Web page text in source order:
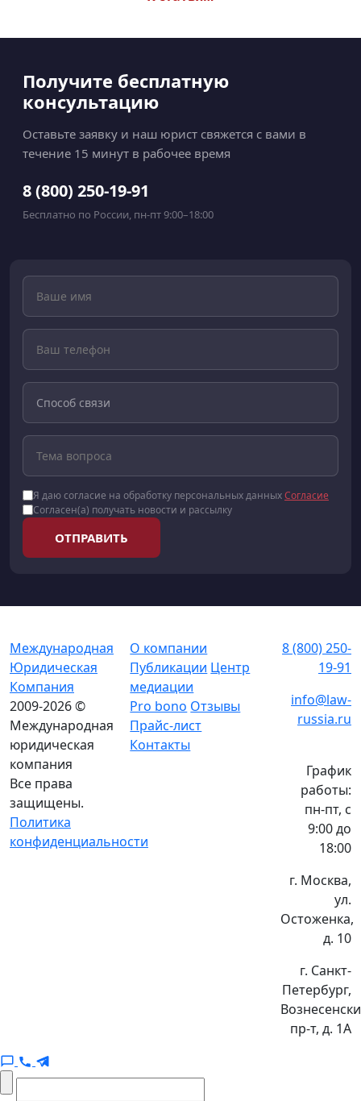
Получите бесплатную
консультацию
Оставьте заявку и наш юрист свяжется с вами в
течение 15 минут в рабочее время
8 (800) 250-19-91
Бесплатно по России, пн-пт 9:00–18:00
Я даю согласие на обработку персональных данныхСогласие
Согласен(а) получать новости и рассылку
ОТПРАВИТЬ
Международная
Юридическая
Компания
2009-2026 ©
Международная
юридическая
компания
Все права
защищены.
Политика
конфиденциальности
О компании
Публикации Центр
медиации
Pro bono Отзывы
Прайс-лист
Контакты
8 (800) 250-
19-91
info@law-
russia.ru
График
работы:
пн-пт, с
9:00 до
18:00
г. Москва,
ул.
Остоженка,
д. 10
г. Санкт-
Петербург,
пр-т, д. 1А